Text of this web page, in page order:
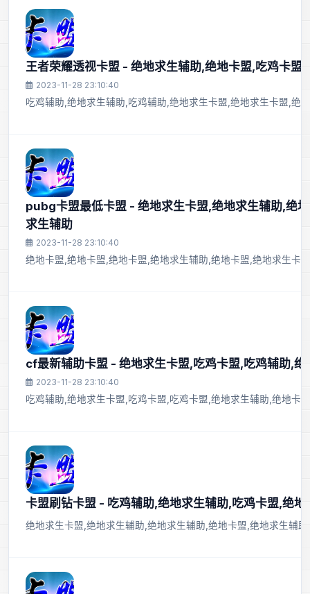
王者荣耀透视卡盟 - 绝地求生辅助,绝地卡盟,吃鸡卡盟,
2023-11-28 23:10:40
吃鸡辅助,绝地求生辅助,吃鸡辅助,绝地求生卡盟,绝地求生卡盟,绝
pubg卡盟最低卡盟 - 绝地求生卡盟,绝地求生辅助,绝
求生辅助
2023-11-28 23:10:40
绝地卡盟,绝地卡盟,绝地卡盟,绝地求生辅助,绝地卡盟,绝地求生卡
cf最新辅助卡盟 - 绝地求生卡盟,吃鸡卡盟,吃鸡辅助,绝
2023-11-28 23:10:40
吃鸡辅助,绝地求生卡盟,吃鸡卡盟,吃鸡卡盟,绝地求生辅助,绝地卡
卡盟刷钻卡盟 - 吃鸡辅助,绝地求生辅助,吃鸡卡盟,绝地
绝地求生卡盟,绝地求生辅助,绝地求生辅助,绝地卡盟,绝地求生辅